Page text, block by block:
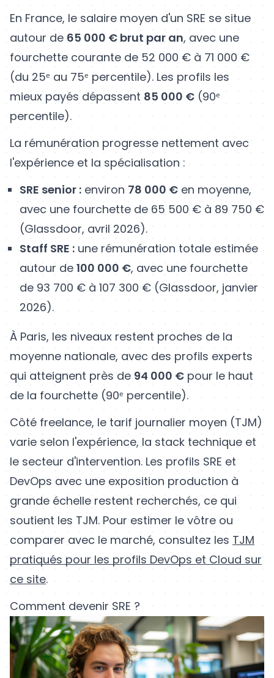
En France, le salaire moyen d'un SRE se situe
autour de 65 000 € brut par an, avec une
fourchette courante de 52 000 € à 71 000 €
(du 25ᵉ au 75ᵉ percentile). Les profils les
mieux payés dépassent 85 000 € (90ᵉ
percentile).
La rémunération progresse nettement avec
l'expérience et la spécialisation :
SRE senior : environ 78 000 € en moyenne,
avec une fourchette de 65 500 € à 89 750 €
(Glassdoor, avril 2026).
Staff SRE : une rémunération totale estimée
autour de 100 000 €, avec une fourchette
de 93 700 € à 107 300 € (Glassdoor, janvier
2026).
À Paris, les niveaux restent proches de la
moyenne nationale, avec des profils experts
qui atteignent près de 94 000 € pour le haut
de la fourchette (90ᵉ percentile).
Côté freelance, le tarif journalier moyen (TJM)
varie selon l'expérience, la stack technique et
le secteur d'intervention. Les profils SRE et
DevOps avec une exposition production à
grande échelle restent recherchés, ce qui
soutient les TJM. Pour estimer le vôtre ou
comparer avec le marché, consultez les TJM
pratiqués pour les profils DevOps et Cloud sur
ce site.
Comment devenir SRE ?